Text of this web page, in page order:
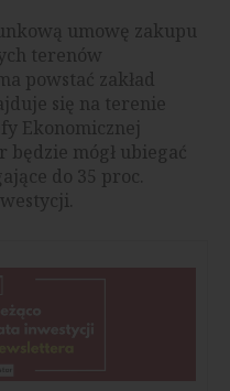
umowę zakupu
terenów
powstać zakład
się na terenie
Ekonomicznej
będzie mógł ubiegać
do 35 proc.